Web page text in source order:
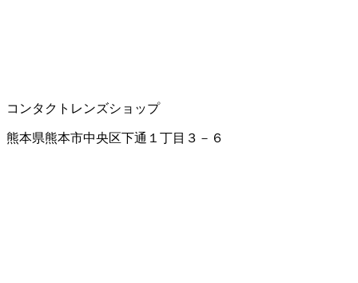
コンタクトレンズショップ
熊本県熊本市中央区下通１丁目３－６